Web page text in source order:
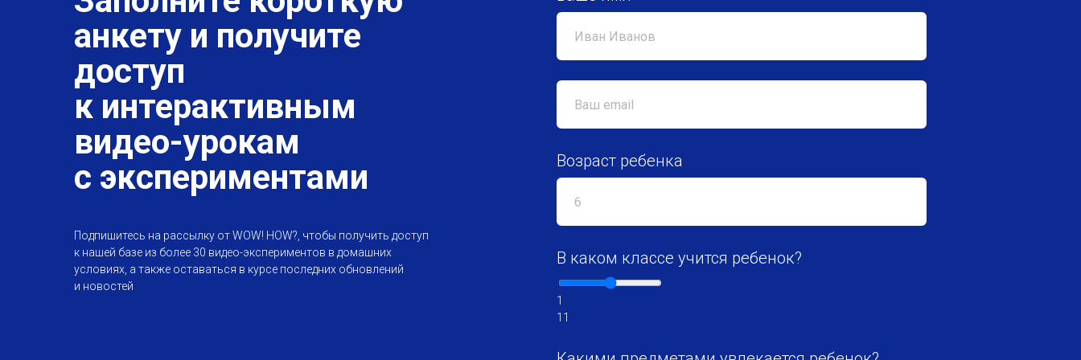
анкету и получите
доступ
к интерактивным
видео-урокам
с экспериментами
Подпишитесь на рассылку от WOW! HOW?, чтобы получить доступ
к нашей базе из более 30 видео-экспериментов в домашних
условиях, а также оставаться в курсе последних обновлений
и новостей
Возраст ребенка
В каком классе учится ребенок?
1
11